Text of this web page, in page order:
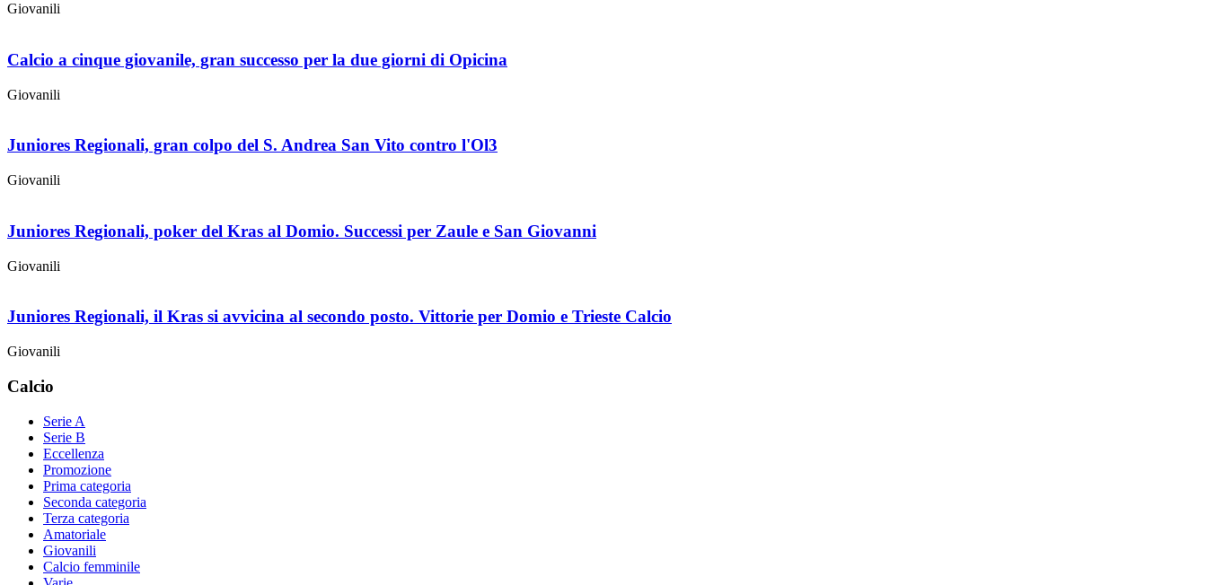
Giovanili
Calcio a cinque giovanile, gran successo per la due giorni di Opicina
Giovanili
Juniores Regionali, gran colpo del S. Andrea San Vito contro l'Ol3
Giovanili
Juniores Regionali, poker del Kras al Domio. Successi per Zaule e San Giovanni
Giovanili
Juniores Regionali, il Kras si avvicina al secondo posto. Vittorie per Domio e Trieste Calcio
Giovanili
Calcio
Serie A
Serie B
Eccellenza
Promozione
Prima categoria
Seconda categoria
Terza categoria
Amatoriale
Giovanili
Calcio femminile